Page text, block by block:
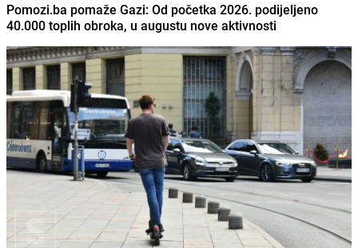
Pomozi.ba pomaže Gazi: Od početka 2026. podijeljeno
40.000 toplih obroka, u augustu nove aktivnosti